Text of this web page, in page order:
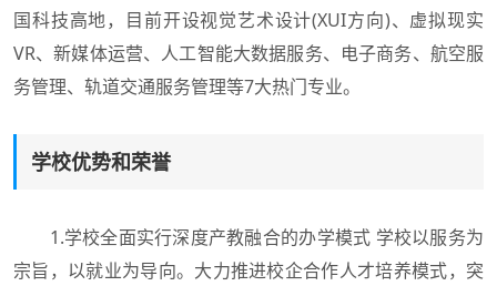
国科技高地，目前开设视觉艺术设计(XUI方向)、虚拟现实
VR、新媒体运营、人工智能大数据服务、电子商务、航空服
务管理、轨道交通服务管理等7大热门专业。
学校优势和荣誉
1.学校全面实行深度产教融合的办学模式 学校以服务为
宗旨，以就业为导向。大力推进校企合作人才培养模式，突